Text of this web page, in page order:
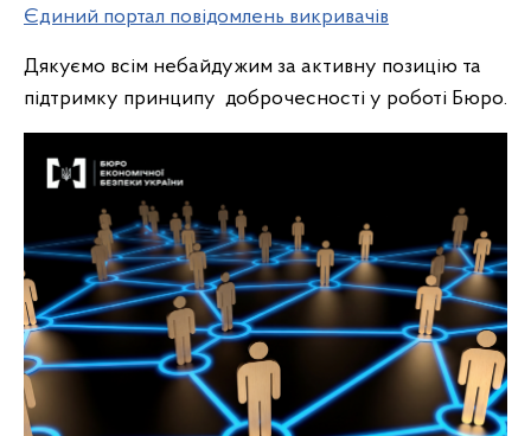
Єдиний портал повідомлень викривачів
Дякуємо всім небайдужим за активну позицію та
підтримку принципу доброчесності у роботі Бюро.